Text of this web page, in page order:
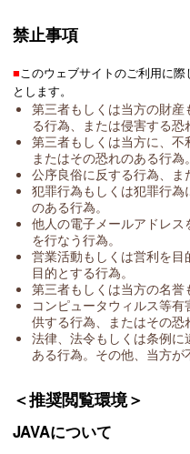
禁止事項
■このウェブサイトのご利用に
とします。
第三者もしくは当方の財
る行為、または侵害する恐
第三者もしくは当方に、不
またはその恐れのある行為。
公序良俗に反する行為、ま
犯罪行為もしくは犯罪行
のある行為。
他人の電子メールアドレ
を行なう行為。
営業活動もしくは営利を
目的とする行為。
第三者もしくは当方の名誉
コンピュータウィルス等
供する行為、またはその恐
法律、法令もしくは条例
ある行為。その他、当方が
＜推奨閲覧環境＞
JAVAについて